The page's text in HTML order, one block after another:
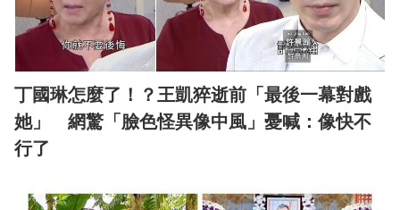
丁國琳怎麼了！？王凱猝逝前「最後一幕對戲
她」 網驚「臉色怪異像中風」憂喊：像快不
行了